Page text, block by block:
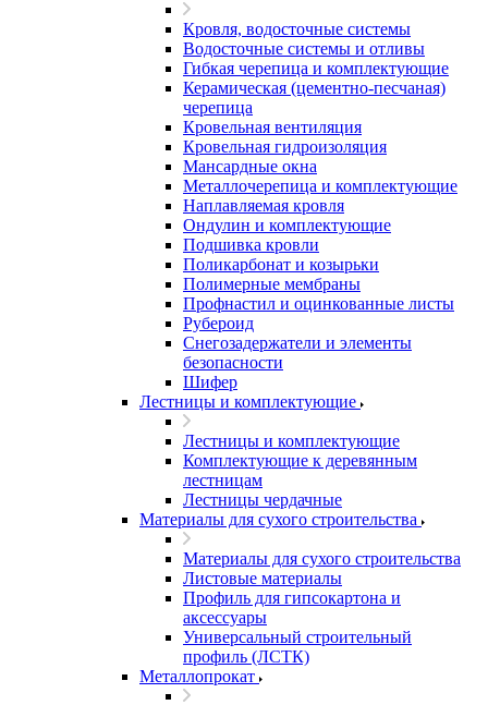
Кровля, водосточные системы
Водосточные системы и отливы
Гибкая черепица и комплектующие
Керамическая (цементно-песчаная)
черепица
Кровельная вентиляция
Кровельная гидроизоляция
Мансардные окна
Металлочерепица и комплектующие
Наплавляемая кровля
Ондулин и комплектующие
Подшивка кровли
Поликарбонат и козырьки
Полимерные мембраны
Профнастил и оцинкованные листы
Рубероид
Снегозадержатели и элементы
безопасности
Шифер
Лестницы и комплектующие
Лестницы и комплектующие
Комплектующие к деревянным
лестницам
Лестницы чердачные
Материалы для сухого строительства
Материалы для сухого строительства
Листовые материалы
Профиль для гипсокартона и
аксессуары
Универсальный строительный
профиль (ЛСТК)
Металлопрокат